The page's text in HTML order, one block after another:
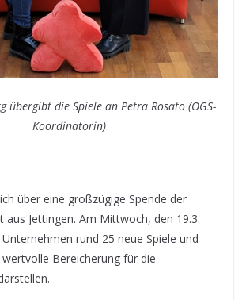
übergibt die Spiele an Petra Rosato (OGS-
Koordinatorin)
über eine großzügige Spende der
aus Jettingen. Am Mittwoch, den 19.3.
rund 25 neue Spiele und
wertvolle Bereicherung für die